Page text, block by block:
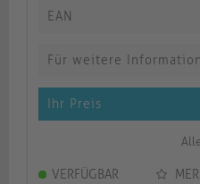
EAN
Für weitere
Ihr Preis
VERFÜGBAR